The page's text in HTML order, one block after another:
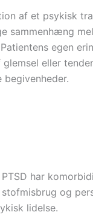
af et psykisk
sammenhæng
egen
eller
har
og
lidelse.